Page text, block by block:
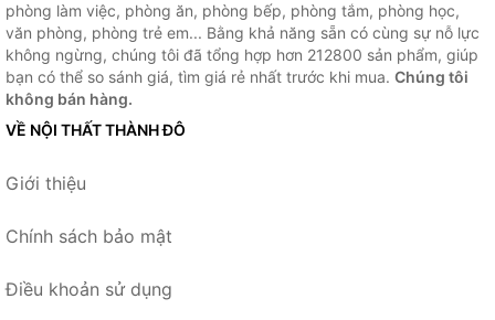
phòng làm việc, phòng ăn, phòng bếp, phòng tắm, phòng học,
văn phòng, phòng trẻ em... Bằng khả năng sẵn có cùng sự nỗ lực
không ngừng, chúng tôi đã tổng hợp hơn 212800 sản phẩm, giúp
bạn có thể so sánh giá, tìm giá rẻ nhất trước khi mua. Chúng tôi
không bán hàng.
VỀ NỘI THẤT THÀNH ĐÔ
Giới thiệu
Chính sách bảo mật
Điều khoản sử dụng